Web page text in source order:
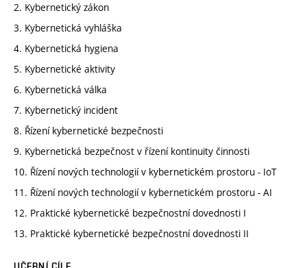
2. Kybernetický zákon
3. Kybernetická vyhláška
4. Kybernetická hygiena
5. Kybernetické aktivity
6. Kybernetická válka
7. Kybernetický incident
8. Řízení kybernetické bezpečnosti
9. Kybernetická bezpečnost v řízení kontinuity činnosti
10. Řízení nových technologií v kybernetickém prostoru - IoT
11. Řízení nových technologií v kybernetickém prostoru - AI
12. Praktické kybernetické bezpečnostní dovednosti I
13. Praktické kybernetické bezpečnostní dovednosti II